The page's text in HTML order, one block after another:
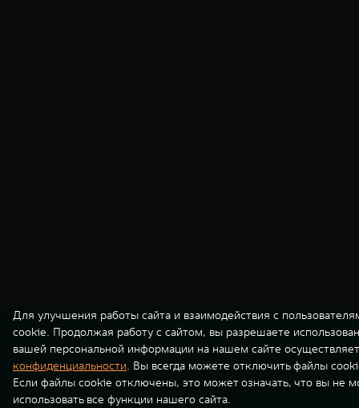
Для улучшения работы сайта и взаимодействия с
cookie. Продолжая работу с сайтом, вы разрешаете
вашей персональной информации на нашем сайте
конфиденциальности. Вы всегда можете отключить файлы
Если файлы cookie отключены, это может означать, что вы не
использовать все функции нашего сайта.